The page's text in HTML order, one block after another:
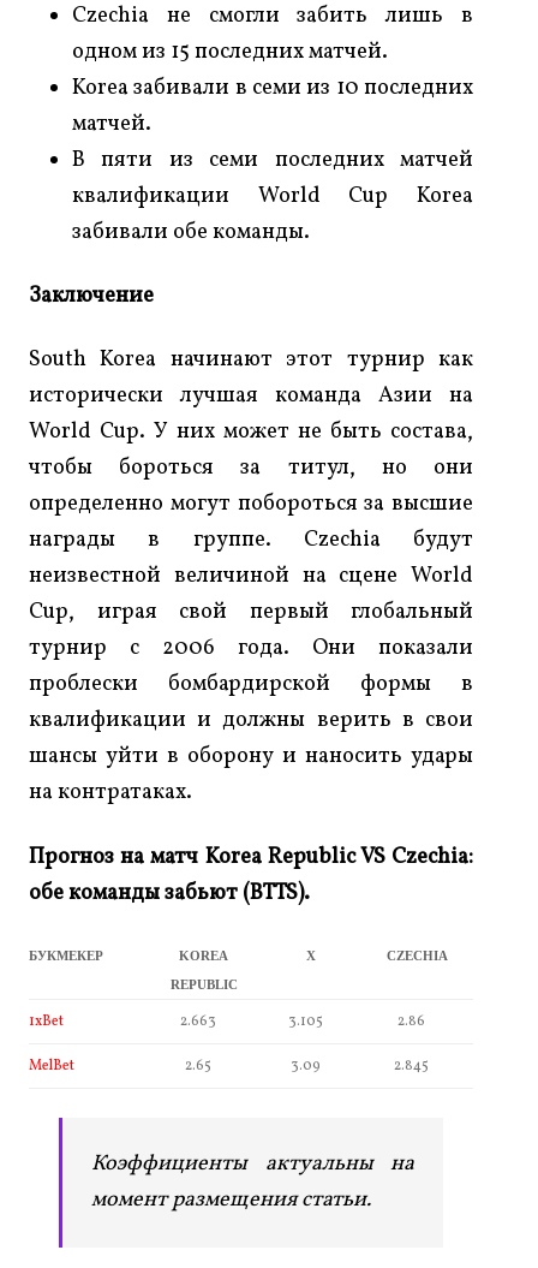
Czechia не смогли забить лишь в
одном из 15 последних матчей.
Korea забивали в семи из 10 последних
матчей.
В пяти из семи последних матчей
квалификации World Cup Korea
забивали обе команды.
Заключение
South Korea начинают этот турнир как
исторически лучшая команда Азии на
World Cup. У них может не быть состава,
чтобы бороться за титул, но они
определенно могут побороться за высшие
награды в группе. Czechia будут
неизвестной величиной на сцене World
Cup, играя свой первый глобальный
турнир с 2006 года. Они показали
проблески бомбардирской формы в
квалификации и должны верить в свои
шансы уйти в оборону и наносить удары
на контратаках.
Прогноз на матч Korea Republic VS Czechia:
обе команды забьют (BTTS).
БУКМЕКЕР
KOREA
REPUBLIC
X CZECHIA
1xBet 2.663 3.105 2.86
MelBet 2.65 3.09 2.845
Коэффициенты актуальны на
момент размещения статьи.